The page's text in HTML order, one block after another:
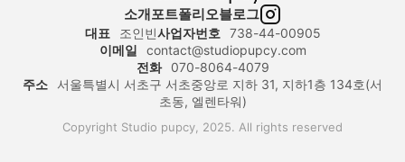
소개포트폴리오블로그
대표 조인빈사업자번호
738-44-00905
이메일
contact@studiopupcy.com
전화
070-8064-4079
주소 서울특별시 서초구 서초중앙로 지하 31, 지하1층 134호(서
초동, 엘렌타워)
Copyright Studio pupcy, 2025. All rights reserved